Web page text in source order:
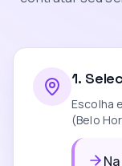
1.
Escolha
(Belo